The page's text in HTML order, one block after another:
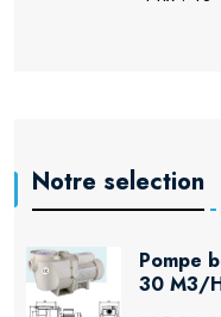
Notre selection
Pompe
30 M3/